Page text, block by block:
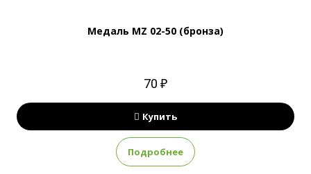
Медаль MZ 02-50 (бронза)
70 ₽
Купить
Подробнее